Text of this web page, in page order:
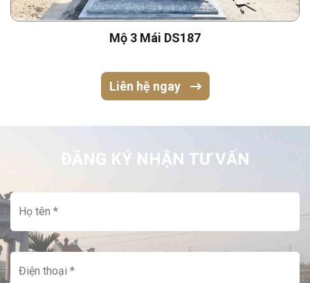
Mộ 3 Mái DS187
Liên hệ ngay
ĐĂNG KÝ NHẬN TƯ VẤN